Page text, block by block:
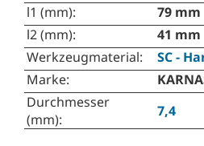
l1 (mm):
79 mm
l2 (mm):
41 mm
Werkzeugmaterial:
SC -
Marke:
Durchmesser
(mm): 7,4